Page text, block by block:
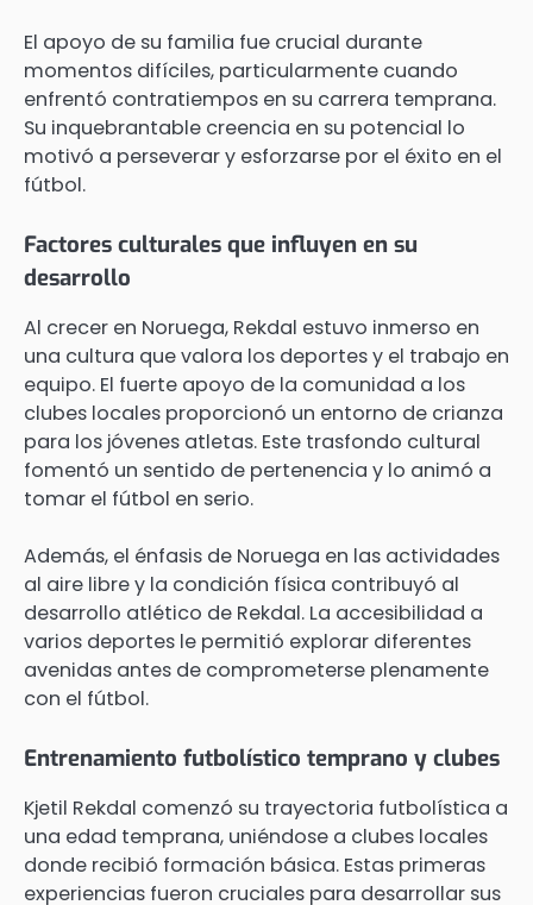
El apoyo de su familia fue crucial durante
momentos difíciles, particularmente cuando
enfrentó contratiempos en su carrera temprana.
Su inquebrantable creencia en su potencial lo
motivó a perseverar y esforzarse por el éxito en el
fútbol.
Factores culturales que influyen en su
desarrollo
Al crecer en Noruega, Rekdal estuvo inmerso en
una cultura que valora los deportes y el trabajo en
equipo. El fuerte apoyo de la comunidad a los
clubes locales proporcionó un entorno de crianza
para los jóvenes atletas. Este trasfondo cultural
fomentó un sentido de pertenencia y lo animó a
tomar el fútbol en serio.
Además, el énfasis de Noruega en las actividades
al aire libre y la condición física contribuyó al
desarrollo atlético de Rekdal. La accesibilidad a
varios deportes le permitió explorar diferentes
avenidas antes de comprometerse plenamente
con el fútbol.
Entrenamiento futbolístico temprano y clubes
Kjetil Rekdal comenzó su trayectoria futbolística a
una edad temprana, uniéndose a clubes locales
donde recibió formación básica. Estas primeras
experiencias fueron cruciales para desarrollar sus